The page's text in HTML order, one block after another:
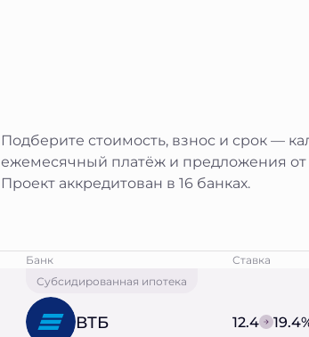
Подберите стоимость, взнос и срок —
ежемесячный платёж и предложения от
Проект аккредитован в 16 банках.
Банк Ставка
Субсидированная ипотека
ВТБ 12.4